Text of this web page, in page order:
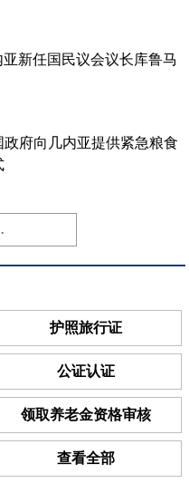
新任国民议会议长库鲁马
府向几内亚提供紧急粮食
护照旅行证
公证认证
领取养老金资格审核
查看全部